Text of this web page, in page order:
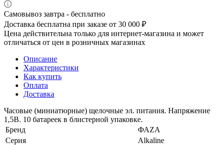
Самовывоз завтра - бесплатно
Доставка бесплатна при заказе от 30 000 ₽
Цена действительна только для интернет-магазина и может
отличаться от цен в розничных магазинах
Описание
Характеристики
Как купить
Оплата
Доставка
Часовые (миниатюрные) щелочные эл. питания. Напряжение
1,5В. 10 батареек в блистерной упаковке.
Бренд
ФАZА
Серия
Alkaline